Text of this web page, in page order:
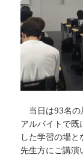
当日は93名の
アルバイトで既
した学習の場
先生方にご講演